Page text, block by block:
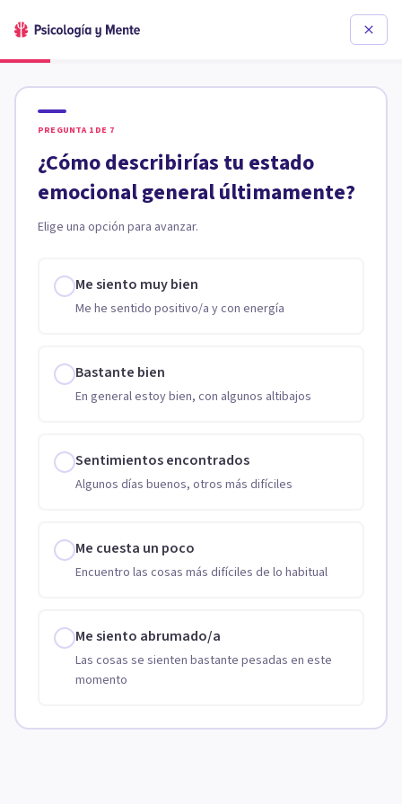
PREGUNTA 1 DE 7
¿Cómo describirías tu estado
emocional general últimamente?
Elige una opción para avanzar.
Me siento muy bien
Me he sentido positivo/a y con energía
Bastante bien
En general estoy bien, con algunos altibajos
Sentimientos encontrados
Algunos días buenos, otros más difíciles
Me cuesta un poco
Encuentro las cosas más difíciles de lo habitual
Me siento abrumado/a
Las cosas se sienten bastante pesadas en este
momento